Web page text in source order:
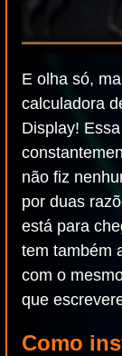
E olha só,
calculadora
Display!
não fiz
por duas
está para
tem também
com o
que
Como